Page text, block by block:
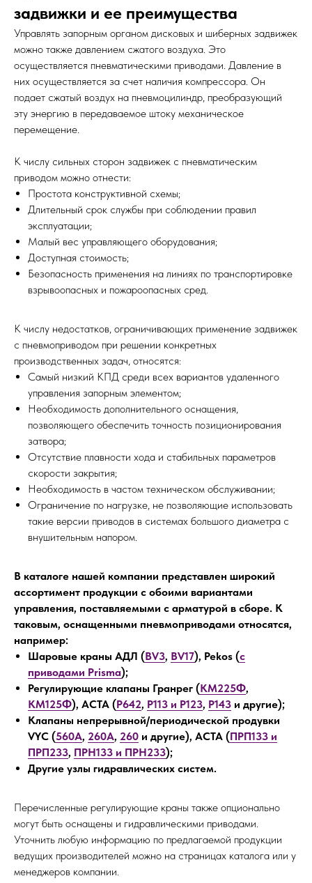
задвижки и ее преимущества
Управлять запорным органом дисковых и шиберных задвижек
можно также давлением сжатого воздуха. Это
осуществляется пневматическими приводами. Давление в
них осуществляется за счет наличия компрессора. Он
подает сжатый воздух на пневмоцилиндр, преобразующий
эту энергию в передаваемое штоку механическое
перемещение.
К числу сильных сторон задвижек с пневматическим
приводом можно отнести:
Простота конструктивной схемы;
Длительный срок службы при соблюдении правил
эксплуатации;
Малый вес управляющего оборудования;
Доступная стоимость;
Безопасность применения на линиях по транспортировке
взрывоопасных и пожароопасных сред.
К числу недостатков, ограничивающих применение задвижек
с пневмоприводом при решении конкретных
производственных задач, относятся:
Самый низкий КПД среди всех вариантов удаленного
управления запорным элементом;
Необходимость дополнительного оснащения,
позволяющего обеспечить точность позиционирования
затвора;
Отсутствие плавности хода и стабильных параметров
скорости закрытия;
Необходимость в частом техническом обслуживании;
Ограничение по нагрузке, не позволяющие использовать
такие версии приводов в системах большого диаметра с
внушительным напором.
В каталоге нашей компании представлен широкий
ассортимент продукции с обоими вариантами
управления, поставляемыми с арматурой в сборе. К
таковым, оснащенными пневмоприводами относятся,
например:
Шаровые краны АДЛ (BV3, BV17), Pekos (c
приводами Prisma);
Регулирующие клапаны Гранрег (КМ225Ф,
КМ125Ф), АСТА (Р642, Р113 и Р123, Р143 и другие);
Клапаны непрерывной/периодической продувки
VYC (560А, 260А, 260 и другие), АСТА (ПРП133 и
ПРП233, ПРН133 и ПРН233);
Другие узлы гидравлических систем.
Перечисленные регулирующие краны также опционально
могут быть оснащены и гидравлическими приводами.
Уточнить любую информацию по предлагаемой продукции
ведущих производителей можно на страницах каталога или у
менеджеров компании.